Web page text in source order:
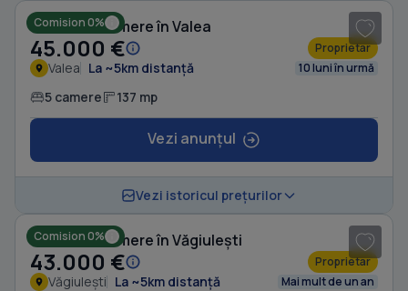
Comision 0%
Casă cu 5 camere în Valea
45.000 € Proprietar
Valea La ~5km distanță 10 luni în urmă
5 camere 137 mp
Vezi anunțul
Vezi istoricul prețurilor
Comision 0%
Casă cu 5 camere în Văgiulești
43.000 € Proprietar
Văgiulești La ~5km distanță Mai mult de un an